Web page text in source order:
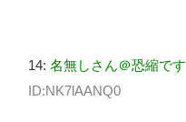
14: 名無しさん＠恐縮です
ID:NK7lAANQ0